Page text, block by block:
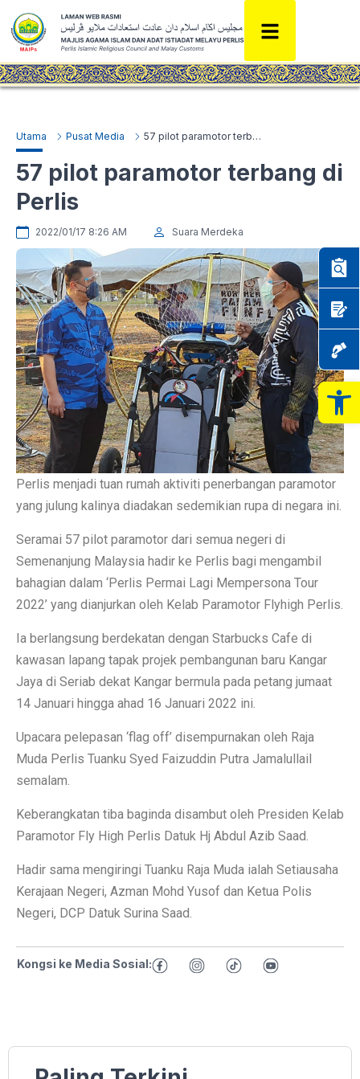
Utama Pusat Media 57 pilot paramotor terbang di Perlis
57 pilot paramotor terbang di
Perlis
2022/01/17 8:26 AM Suara Merdeka
Perlis menjadi tuan rumah aktiviti penerbangan paramotor
yang julung kalinya diadakan sedemikian rupa di negara ini.
Seramai 57 pilot paramotor dari semua negeri di
Semenanjung Malaysia hadir ke Perlis bagi mengambil
bahagian dalam ‘Perlis Permai Lagi Mempersona Tour
2022’ yang dianjurkan oleh Kelab Paramotor Flyhigh Perlis.
Ia berlangsung berdekatan dengan Starbucks Cafe di
kawasan lapang tapak projek pembangunan baru Kangar
Jaya di Seriab dekat Kangar bermula pada petang jumaat
14 Januari hingga ahad 16 Januari 2022 ini.
Upacara pelepasan ‘flag off’ disempurnakan oleh Raja
Muda Perlis Tuanku Syed Faizuddin Putra Jamalullail
semalam.
Keberangkatan tiba baginda disambut oleh Presiden Kelab
Paramotor Fly High Perlis Datuk Hj Abdul Azib Saad.
Hadir sama mengiringi Tuanku Raja Muda ialah Setiausaha
Kerajaan Negeri, Azman Mohd Yusof dan Ketua Polis
Negeri, DCP Datuk Surina Saad.
Kongsi ke Media Sosial: